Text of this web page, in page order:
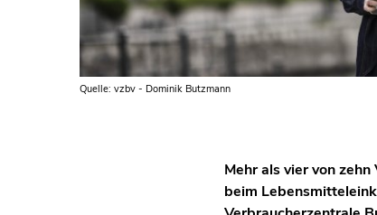
Quelle: vzbv - Dominik Butzmann
Mehr als vier von
beim